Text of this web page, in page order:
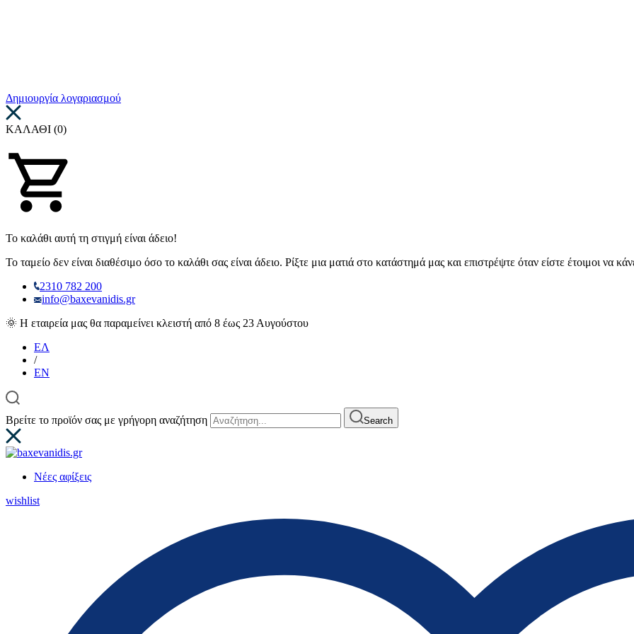
Δημιουργία λογαριασμού
ΚΑΛΑΘΙ (0)
Το καλάθι αυτή τη στιγμή είναι άδειο!
Το ταμείο δεν είναι διαθέσιμο όσο το καλάθι σας είναι άδειο. Ρίξτε μια ματιά στο κατάστημά μας και επιστρέψτε όταν είστε έτοιμοι να
2310 782 200
info@baxevanidis.gr
🌞 Η εταιρεία μας θα παραμείνει κλειστή από 8 έως 23 Αυγούστου
ΕΛ
/
EN
Βρείτε το προϊόν σας με γρήγορη αναζήτηση Search
Νέες αφίξεις
wishlist